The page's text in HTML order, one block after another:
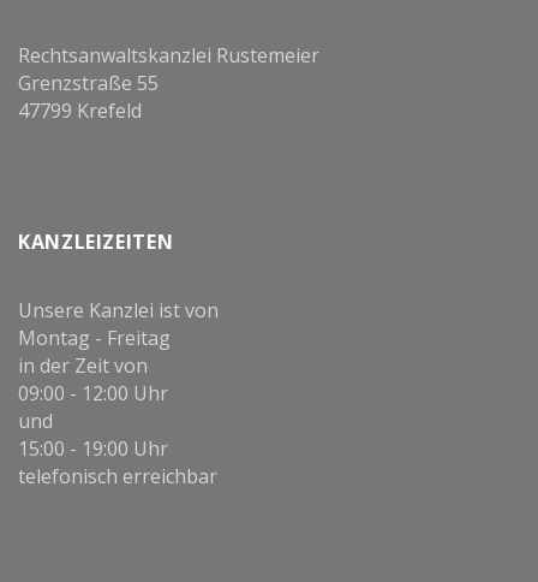
Rechtsanwaltskanzlei Rustemeier
Grenzstraße 55
47799 Krefeld
KANZLEIZEITEN
Unsere Kanzlei ist von
Montag - Freitag
in der Zeit von
09:00 - 12:00 Uhr
und
15:00 - 19:00 Uhr
telefonisch erreichbar